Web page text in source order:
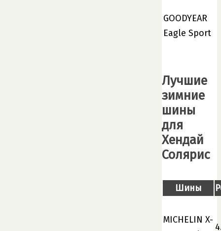
GOODYEAR
Eagle Sport
Лучшие
зимние
шины
для
Хендай
Солярис
Шины
MICHELIN X-